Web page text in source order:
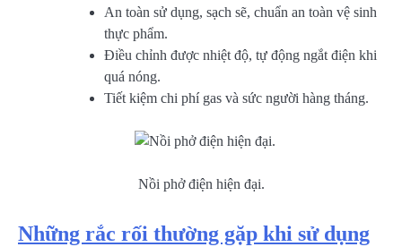
An toàn sử dụng, sạch sẽ, chuẩn an toàn vệ sinh
thực phẩm.
Điều chỉnh được nhiệt độ, tự động ngắt điện khi
quá nóng.
Tiết kiệm chi phí gas và sức người hàng tháng.
Nồi phở điện hiện đại.
Những rắc rối thường gặp khi sử dụng